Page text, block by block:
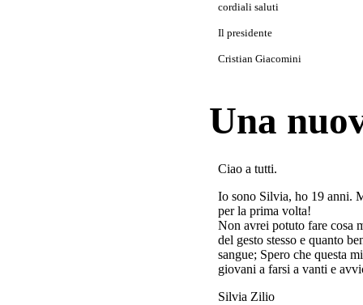
cordiali saluti
Il presidente
Cristian Giacomini
Una
Ciao a tutti.
Io sono Silvia, ho 19 anni.
per la prima volta!
Non avrei potuto fare cosa
del gesto stesso e quanto
sangue; Spero che questa
giovani a farsi a vanti e
Silvia Zilio